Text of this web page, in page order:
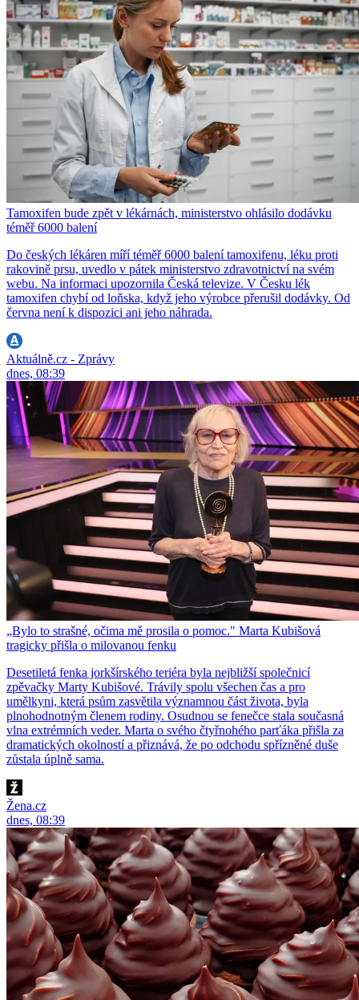
Tamoxifen bude zpět v lékárnách, ministerstvo ohlásilo dodávku
téměř 6000 balení
Do českých lékáren míří téměř 6000 balení tamoxifenu, léku proti
rakovině prsu, uvedlo v pátek ministerstvo zdravotnictví na svém
webu. Na informaci upozornila Česká televize. V Česku lék
tamoxifen chybí od loňska, když jeho výrobce přerušil dodávky. Od
června není k dispozici ani jeho náhrada.
Aktuálně.cz - Zprávy
dnes, 08:39
„Bylo to strašné, očima mě prosila o pomoc." Marta Kubišová
tragicky přišla o milovanou fenku
Desetiletá fenka jorkšírského teriéra byla nejbližší společnicí
zpěvačky Marty Kubišové. Trávily spolu všechen čas a pro
umělkyni, která psům zasvětila významnou část života, byla
plnohodnotným členem rodiny. Osudnou se fenečce stala současná
vlna extrémních veder. Marta o svého čtyřnohého parťáka přišla za
dramatických okolností a přiznává, že po odchodu spřízněné duše
zůstala úplně sama.
Žena.cz
dnes, 08:39